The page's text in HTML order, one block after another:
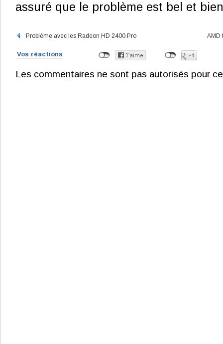
assuré que le problème est bel et
Problème avec les Radeon HD 2400 Pro AMD
Vos réactions
Les commentaires ne sont pas autorisés pour